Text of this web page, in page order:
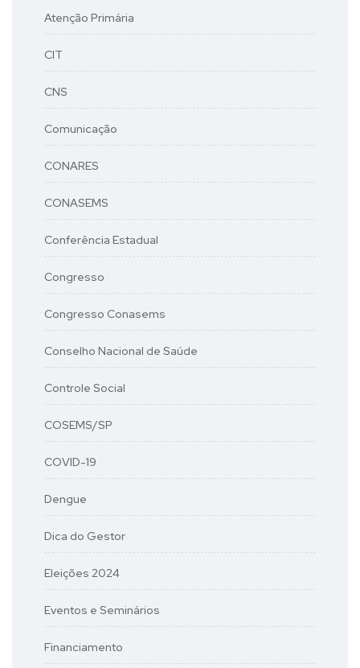
Atenção Primária
CIT
CNS
Comunicação
CONARES
CONASEMS
Conferência Estadual
Congresso
Congresso Conasems
Conselho Nacional de Saúde
Controle Social
COSEMS/SP
COVID-19
Dengue
Dica do Gestor
Eleições 2024
Eventos e Seminários
Financiamento